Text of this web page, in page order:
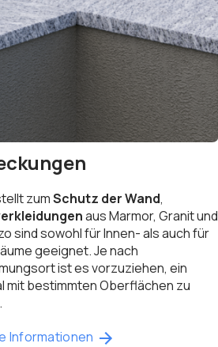
zumSchutz der Wand,
aus Marmor, Granit und
sind sowohl für Innen- als auch für
geeignet. Je nach
ist es vorzuziehen, ein
mit bestimmten Oberflächen zu
Informationen